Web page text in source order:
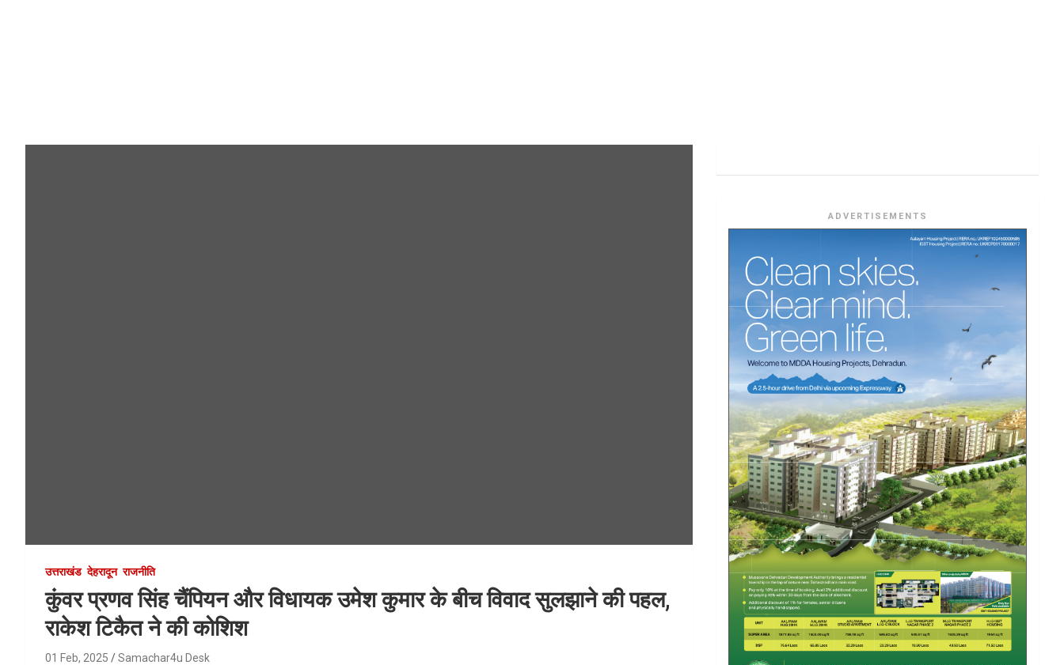
उत्तराखंड देहरादून राजनीति
कुंवर प्रणव सिंह चैंपियन और विधायक उमेश कुमार के बीच विवाद सुलझाने की पहल,
राकेश टिकैत ने की कोशिश
01 Feb, 2025 Samachar4u Desk
ADVERTISEMENTS